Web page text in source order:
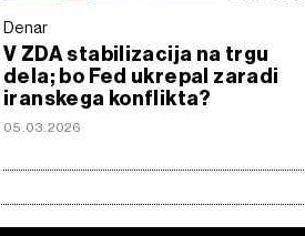
Denar
V ZDA stabilizacija na trgu
dela; bo Fed ukrepal zaradi
iranskega konflikta?
05.03.2026